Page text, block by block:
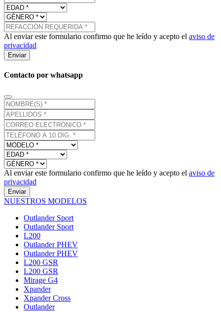
Al enviar este formulario confirmo que he leído y acepto el aviso de
privacidad
Enviar
Contacto por whatsapp
Al enviar este formulario confirmo que he leído y acepto el aviso de
privacidad
Enviar
NUESTROS MODELOS
Outlander Sport
Outlander Sport
L200
Outlander PHEV
Outlander PHEV
L200 GSR
L200 GSR
Mirage G4
Xpander
Xpander Cross
Outlander